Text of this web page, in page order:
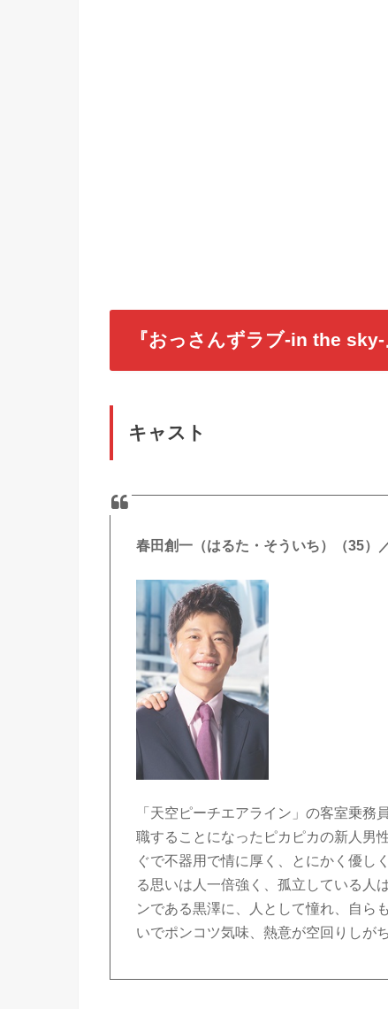
『おっさんずラブ-in the
キャスト
春田創一（はるた・そういち）（35）
「天空ピーチエアライン」の客室乗
職することになったピカピカの新人男
ぐで不器用で情に厚く、とにかく優し
る思いは人一倍強く、孤立している人
ンである黒澤に、人として憧れ、自ら
いでポンコツ気味、熱意が空回りしがち